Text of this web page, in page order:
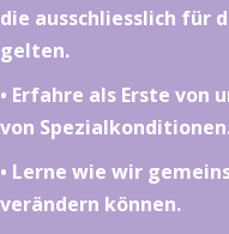
die ausschliesslich für
gelten.
•⁠ ⁠⁠Erfahre als Erste von
von
•⁠ ⁠⁠Lerne wie wir
verändern können.